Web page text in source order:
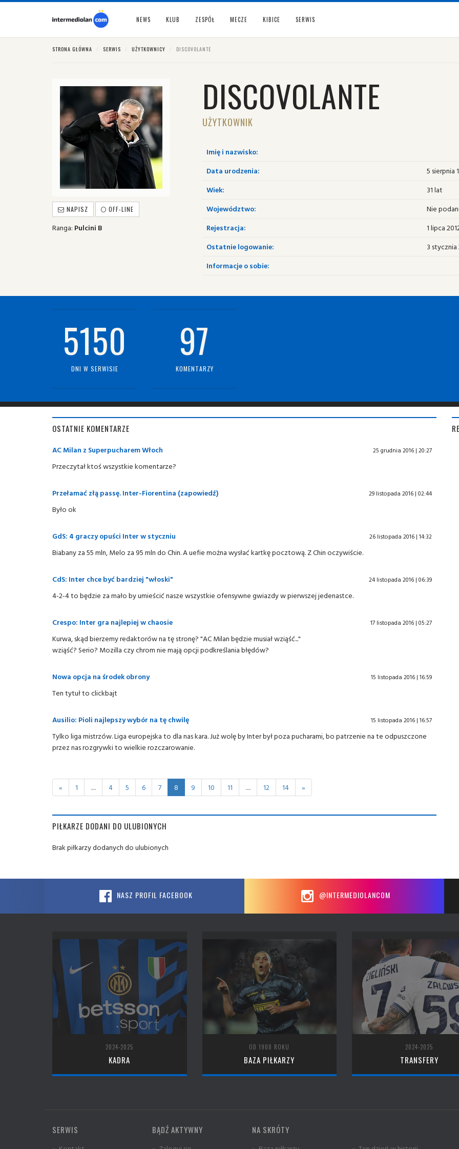
NEWS KLUB ZESPÓŁ MECZE KIBICE SERWIS
STRONA GŁÓWNA SERWIS UŻYTKOWNICY DISCOVOLANTE
NAPISZ OFF-LINE
Ranga: Pulcini B
DISCOVOLANTE
UŻYTKOWNIK
Imię i nazwisko:
Data urodzenia:
5 sierpnia
Wiek:
31 lat
Województwo:
Nie
Rejestracja:
1 lipca
Ostatnie logowanie:
3 stycznia
Informacje o sobie:
5150
DNI W SERWISIE
97
KOMENTARZY
OSTATNIE KOMENTARZE
AC Milan z Superpucharem Włoch 25 grudnia 2016 | 20:27
Przeczytał ktoś wszystkie komentarze?
Przełamać złą passę. Inter-Fiorentina (zapowiedź) 29 listopada 2016 | 02:44
Było ok
GdS: 4 graczy opuści Inter w styczniu 26 listopada 2016 | 14:32
Biabany za 55 mln, Melo za 95 mln do Chin. A uefie można wysłać kartkę pocztową. Z Chin oczywiście.
CdS: Inter chce być bardziej "włoski" 24 listopada 2016 | 06:39
4-2-4 to będzie za mało by umieścić nasze wszystkie ofensywne gwiazdy w pierwszej jedenastce.
Crespo: Inter gra najlepiej w chaosie 17 listopada 2016 | 05:27
Kurwa, skąd bierzemy redaktorów na tę stronę? "AC Milan będzie musiał wziąść..."
wziąść? Serio? Mozilla czy chrom nie mają opcji podkreślania błędów?
Nowa opcja na środek obrony 15 listopada 2016 | 16:59
Ten tytuł to clickbajt
Ausilio: Pioli najlepszy wybór na tę chwilę 15 listopada 2016 | 16:57
Tylko liga mistrzów. Liga europejska to dla nas kara. Już wolę by Inter był poza pucharami, bo patrzenie na te odpuszczone
przez nas rozgrywki to wielkie rozczarowanie.
« 1 ..... 4 5 6 7 8 9 10 11 ..... 12 14 »
PIŁKARZE DODANI DO ULUBIONYCH
Brak piłkarzy dodanych do ulubionych
NASZ PROFIL FACEBOOK @INTERMEDIOLANCOM
2024-2025
KADRA
OD 1908 ROKU
BAZA PIŁKARZY
2024-2025
TRANSFERY
SERWIS BĄDŹ AKTYWNY NA SKRÓTY